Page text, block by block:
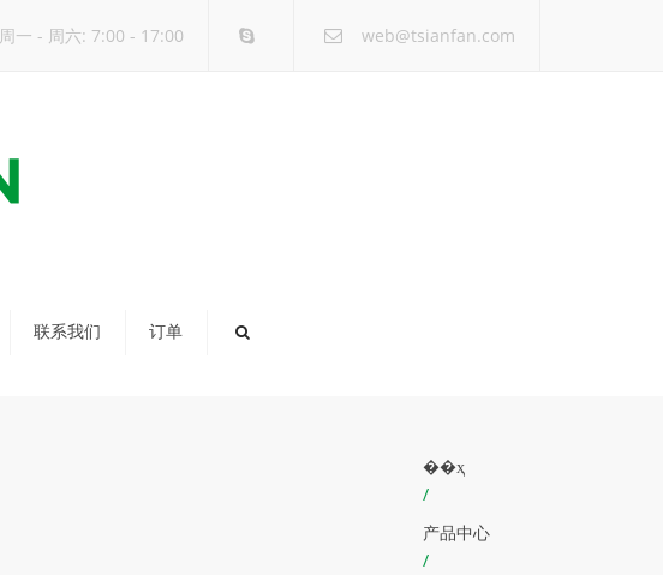
周一 - 周六: 7:00 - 17:00 web@tsianfan.com
联系我们 订单
��ҳ
/
产品中心
/